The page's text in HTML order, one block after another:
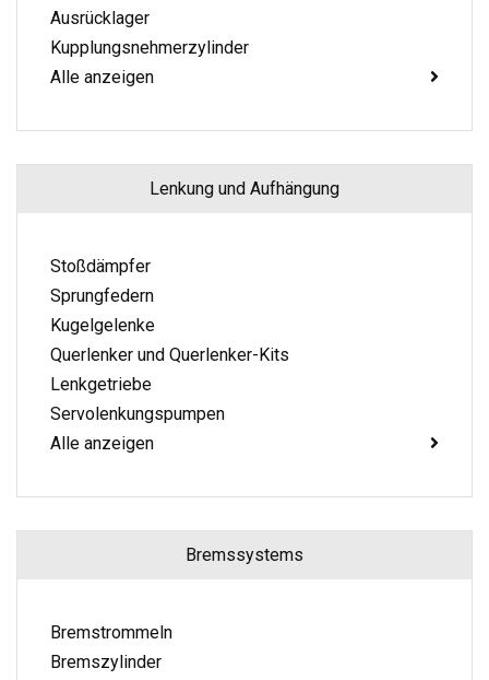
Ausrücklager
Kupplungsnehmerzylinder
Alle anzeigen
Lenkung und Aufhängung
Stoßdämpfer
Sprungfedern
Kugelgelenke
Querlenker und Querlenker-Kits
Lenkgetriebe
Servolenkungspumpen
Alle anzeigen
Bremssystems
Bremstrommeln
Bremszylinder